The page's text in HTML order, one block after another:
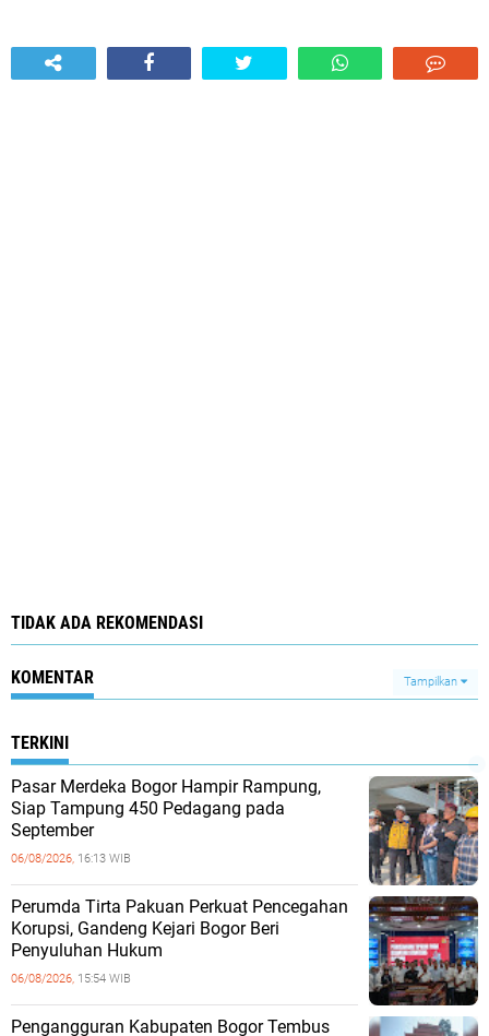
TIDAK ADA REKOMENDASI
KOMENTAR Tampilkan
TERKINI
Pasar Merdeka Bogor Hampir Rampung,
Siap Tampung 450 Pedagang pada
September
06/08/2026, 16:13 WIB
Perumda Tirta Pakuan Perkuat Pencegahan
Korupsi, Gandeng Kejari Bogor Beri
Penyuluhan Hukum
06/08/2026, 15:54 WIB
Pengangguran Kabupaten Bogor Tembus